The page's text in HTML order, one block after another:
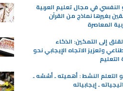
النفسي في مجال تعليم العربية
بغيرها نماذج من القرآن
المعاصرة
إلى التمكين: الذكاء
وتعزيز الاتجاه الإيجابي نحو
التعلم النشط : أهميته ـ أسُسُه ـ
ـ إيجابياته